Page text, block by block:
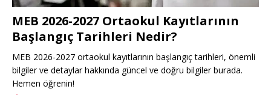
MEB 2026-2027 Ortaokul Kayıtlarının
Başlangıç Tarihleri Nedir?
MEB 2026-2027 ortaokul kayıtlarının başlangıç tarihleri, önemli
bilgiler ve detaylar hakkında güncel ve doğru bilgiler burada.
Hemen öğrenin!